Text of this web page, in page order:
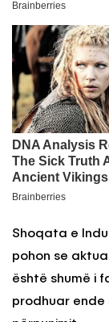
Shoqata e
pohon se
është shumë i
prodhuar ende